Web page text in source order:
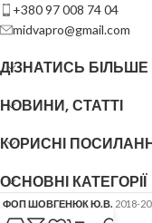
+380 97 008 74 04
midvapro@gmail.com
ДІЗНАТИСЬ БІЛЬШЕ
НОВИНИ, СТАТТІ
КОРИСНІ
ОСНОВНІ КАТЕГОРІЇ
ФОП ШОВГЕНЮК Ю.В. 2018-